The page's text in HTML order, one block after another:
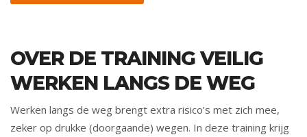
OVER DE TRAINING VEILIG
WERKEN LANGS DE WEG
Werken langs de weg brengt extra risico’s met zich mee,
zeker op drukke (doorgaande) wegen. In deze training krijg